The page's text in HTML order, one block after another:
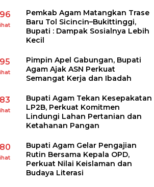
Pemkab Agam Matangkan Trase
Baru Tol Sicincin–Bukittinggi,
Bupati : Dampak Sosialnya Lebih
Kecil
Pimpin Apel Gabungan, Bupati
Agam Ajak ASN Perkuat
Semangat Kerja dan Ibadah
Bupati Agam Tekan Kesepakatan
LP2B, Perkuat Komitmen
Lindungi Lahan Pertanian dan
Ketahanan Pangan
Bupati Agam Gelar Pengajian
Rutin Bersama Kepala OPD,
Perkuat Nilai Keislaman dan
Budaya Literasi